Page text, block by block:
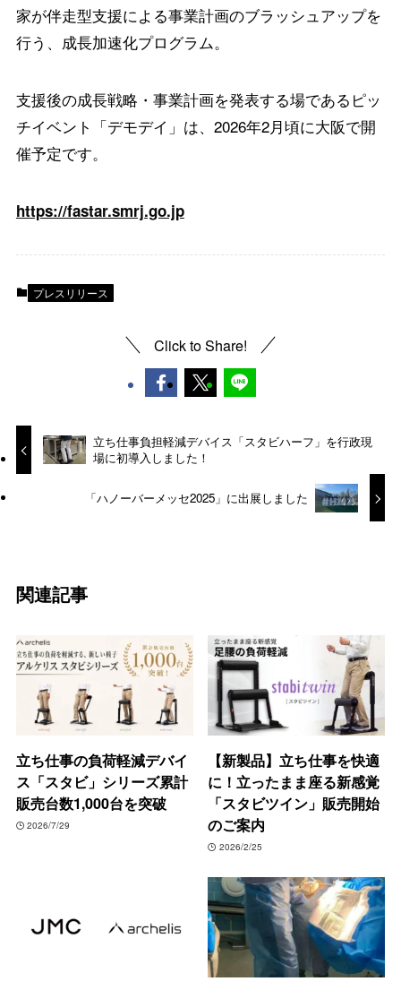
家が伴走型支援による事業計画のブラッシュアップを
行う、成長加速化プログラム。
支援後の成長戦略・事業計画を発表する場であるピッ
チイベント「デモデイ」は、2026年2月頃に大阪で開
催予定です。
https://fastar.smrj.go.jp
プレスリリース
Click to Share!
立ち仕事負担軽減デバイス「スタビハーフ」を行政現
場に初導入しました！
「ハノーバーメッセ2025」に出展しました
関連記事
立ち仕事の負荷軽減デバイ
ス「スタビ」シリーズ累計
販売台数1,000台を突破
2026/7/29
【新製品】立ち仕事を快適
に！立ったまま座る新感覚
「スタビツイン」販売開始
のご案内
2026/2/25